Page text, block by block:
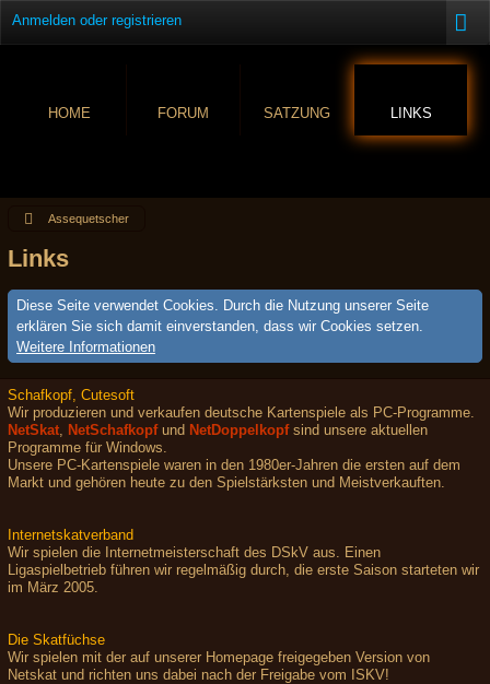
Anmelden oder registrieren
HOME FORUM SATZUNG LINKS
Assequetscher
Links
Diese Seite verwendet Cookies. Durch die Nutzung unserer Seite
erklären Sie sich damit einverstanden, dass wir Cookies setzen.
Weitere Informationen
Schafkopf, Cutesoft
Wir produzieren und verkaufen deutsche Kartenspiele als PC-Programme.
NetSkat, NetSchafkopfund NetDoppelkopf sind unsere aktuellen
Programme für Windows.
Unsere PC-Kartenspiele waren in den 1980er-Jahren die ersten auf dem
Markt und gehören heute zu den Spielstärksten und Meistverkauften.
Internetskatverband
Wir spielen die Internetmeisterschaft des DSkV aus. Einen
Ligaspielbetrieb führen wir regelmäßig durch, die erste Saison starteten wir
im März 2005.
Die Skatfüchse
Wir spielen mit der auf unserer Homepage freigegeben Version von
Netskat und richten uns dabei nach der Freigabe vom ISKV!